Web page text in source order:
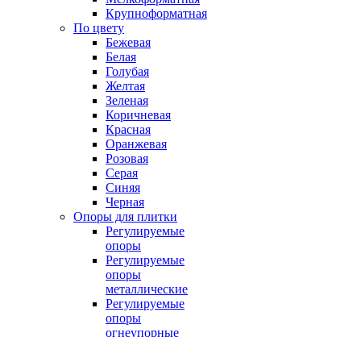
Крупноформатная
По цвету
Бежевая
Белая
Голубая
Желтая
Зеленая
Коричневая
Красная
Оранжевая
Розовая
Серая
Синяя
Черная
Опоры для плитки
Регулируемые
опоры
Регулируемые
опоры
металлические
Регулируемые
опоры
огнеупорные